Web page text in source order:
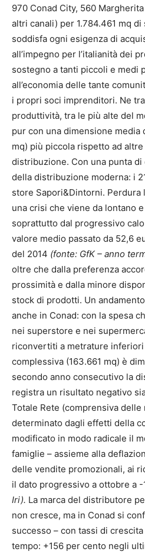
970 Conad City, 560
altri canali) per 1.784.461 mq
soddisfa ogni esigenza di
all’impegno per l’italianità dei
sostegno a tanti piccoli e medi
all’economia delle tante
i propri soci imprenditori. Ne
produttività, tra le più alte del
pur con una dimensione
mq) più piccola rispetto ad
distribuzione. Con una punta
della distribuzione moderna: i
store Sapori&Dintorni.
una crisi che viene da lontano
soprattutto dal progressivo
valore medio passato da 52,6
del 2014 (fonte: GfK – anno
oltre che dalla preferenza
prossimità e dalla minore
stock di prodotti. Un
anche in Conad: con la spesa
nei superstore e nei
riconvertiti a metrature
complessiva (163.661 mq) è
secondo anno consecutivo la
registra un risultato negativo
Totale Rete (comprensiva
determinato dagli effetti della
modificato in modo radicale il
famiglie – assieme alla
delle vendite promozionali, ai
il dato progressivo a ottobre a -
Iri). La marca del distributore
non cresce, ma in Conad si
successo – con tassi di
tempo: +156 per cento negli